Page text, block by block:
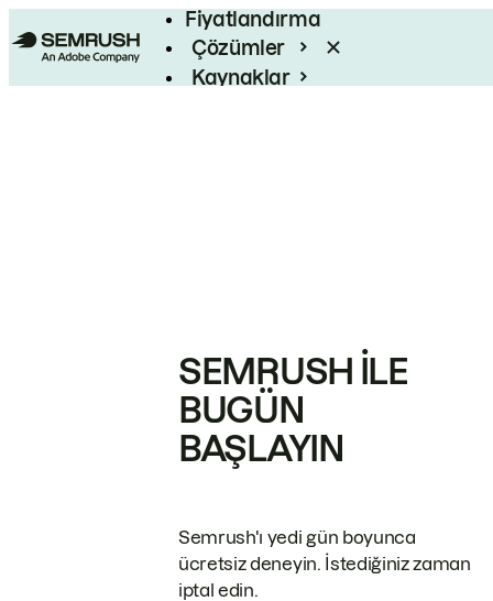
Fiyatlandırma
Çözümler
Kaynaklar
SEMRUSH ILE
BUGÜN
BAŞLAYIN
Semrush'ı yedi gün boyunca
ücretsiz deneyin. İstediğiniz zaman
iptal edin.